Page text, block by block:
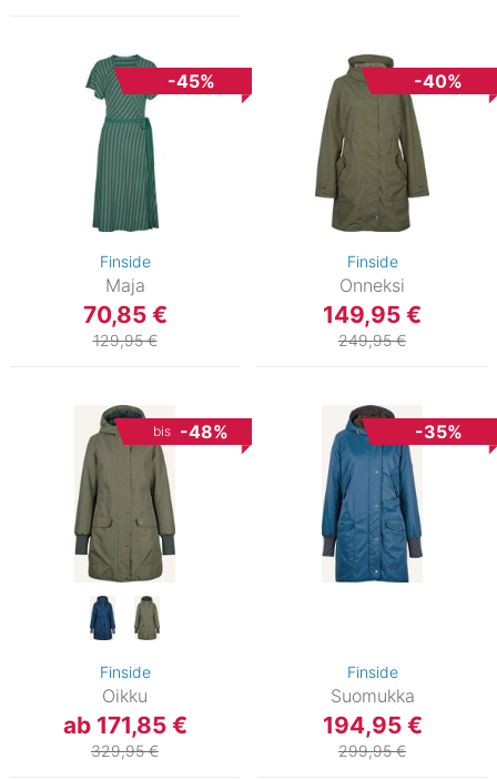
-45%
Finside
Maja
70,85 €
129,95 €
-40%
Finside
Onneksi
149,95 €
249,95 €
bis -48%
Finside
Oikku
ab 171,85 €
329,95 €
-35%
Finside
Suomukka
194,95 €
299,95 €